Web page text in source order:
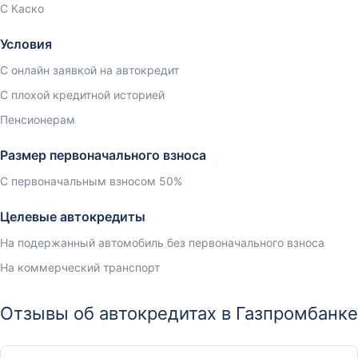
С Каско
Условия
С онлайн заявкой на автокредит
С плохой кредитной историей
Пенсионерам
Размер первоначального взноса
С первоначальным взносом 50%
Целевые автокредиты
На подержанный автомобиль без первоначального взноса
На коммерческий транспорт
Отзывы об автокредитах в Газпромбанке